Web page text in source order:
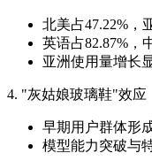
北美占47.22%，
英语占82.87%，
亚洲使用量增长
4. "灰姑娘玻璃鞋"效应
早期用户群体形
模型能力突破与